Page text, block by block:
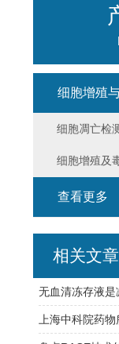
细胞增殖
细胞凋亡检
细胞增殖及
查看更多
相关文章
无血清冻存液